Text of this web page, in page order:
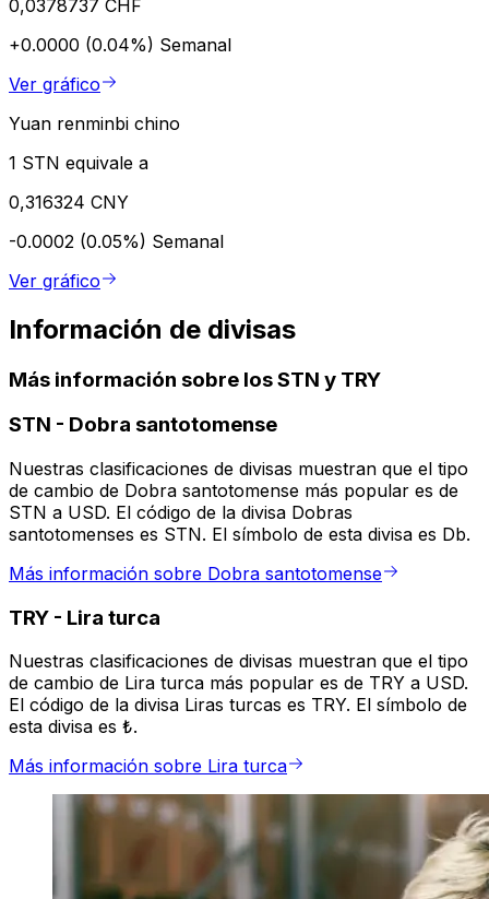
0,0378737 CHF
+0.0000 (0.04%) Semanal
Ver gráfico
Yuan renminbi chino
1 STN equivale a
0,316324 CNY
-0.0002 (0.05%) Semanal
Ver gráfico
Información de divisas
Más información sobre los STN y TRY
STN - Dobra santotomense
Nuestras clasificaciones de divisas muestran que el tipo
de cambio de Dobra santotomense más popular es de
STN a USD. El código de la divisa Dobras
santotomenses es STN. El símbolo de esta divisa es Db.
Más información sobre Dobra santotomense
TRY - Lira turca
Nuestras clasificaciones de divisas muestran que el tipo
de cambio de Lira turca más popular es de TRY a USD.
El código de la divisa Liras turcas es TRY. El símbolo de
esta divisa es ₺.
Más información sobre Lira turca